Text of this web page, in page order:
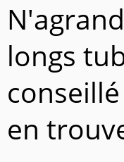
longs
en